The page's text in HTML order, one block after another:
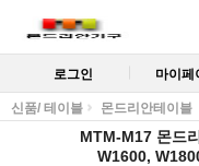
로그인 마이페
신품/ 테이블 몬드리안테이블
MTM-M17 몬드
W1600,